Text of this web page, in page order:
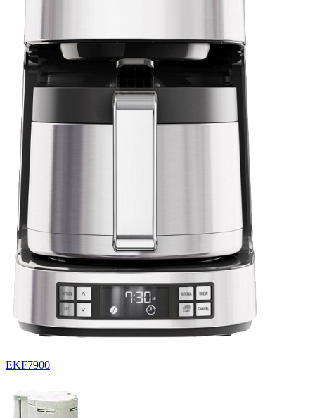
EKF7900